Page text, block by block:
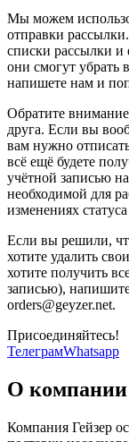
Мы можем
отправки
списки рассылки и
они смогут убрать
напишете нам и
Обратите
друга. Если вы
вам нужно
всё ещё будете
учётной записью
необходимой для
изменениях
Если вы решили,
хотите удалить
хотите получить
записью),
orders@geyzer.net.
Присоединяйтесь!
ТелеграмWhatsapp
О
Компания Гейзер